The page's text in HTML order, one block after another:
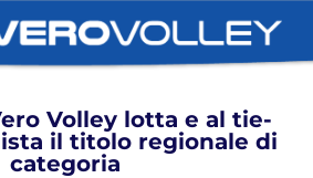
Volley lotta e al tie-
il titolo regionale di
categoria